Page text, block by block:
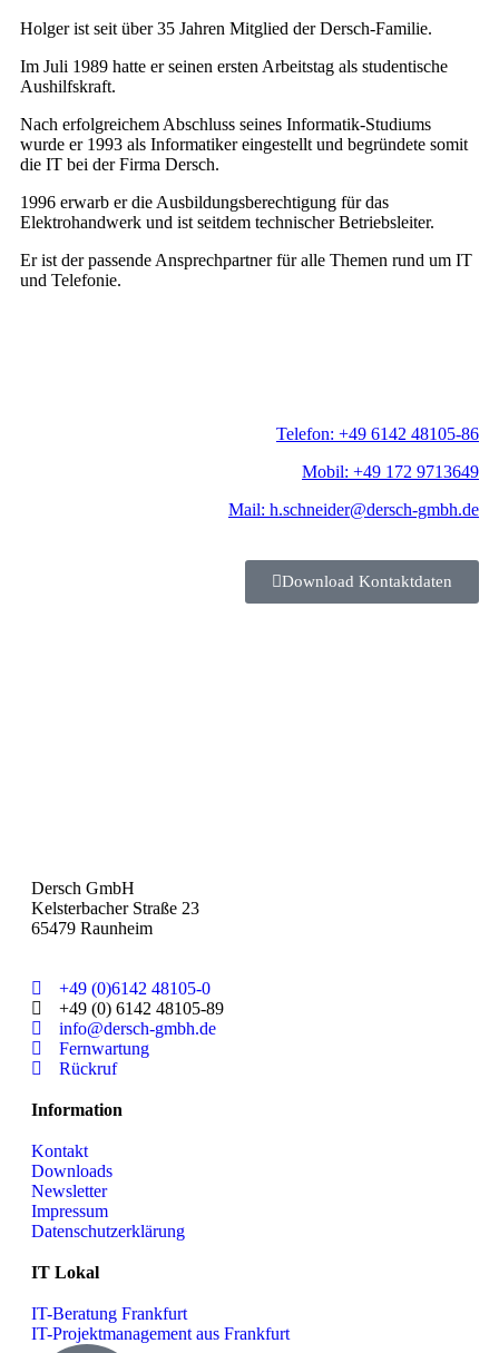
Holger ist seit über 35 Jahren Mitglied der Dersch-Familie.
Im Juli 1989 hatte er seinen ersten Arbeitstag als studentische
Aushilfskraft.
Nach erfolgreichem Abschluss seines Informatik-Studiums
wurde er 1993 als Informatiker eingestellt und begründete somit
die IT bei der Firma Dersch.
1996 erwarb er die Ausbildungsberechtigung für das
Elektrohandwerk und ist seitdem technischer Betriebsleiter.
Er ist der passende Ansprechpartner für alle Themen rund um IT
und Telefonie.
Telefon: +49 6142 48105-86
Mobil: +49 172 9713649
Mail: h.schneider@dersch-gmbh.de
Download Kontaktdaten
Dersch GmbH
Kelsterbacher Straße 23
65479 Raunheim
+49 (0)6142 48105-0
+49 (0) 6142 48105-89
info@dersch-gmbh.de
Fernwartung
Rückruf
Information
Kontakt
Downloads
Newsletter
Impressum
Datenschutzerklärung
IT Lokal
IT-Beratung Frankfurt
IT-Projektmanagement aus Frankfurt